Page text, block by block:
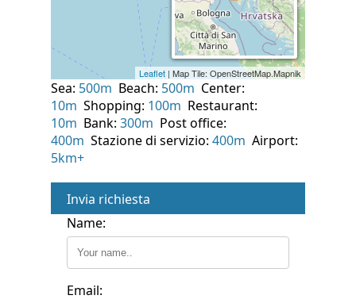
Sea: 500m Beach: 500m Center:
10m Shopping: 100m Restaurant:
10m Bank: 300m Post office:
400m Stazione di servizio: 400m Airport:
5km+
Invia richiesta
Name:
Email: